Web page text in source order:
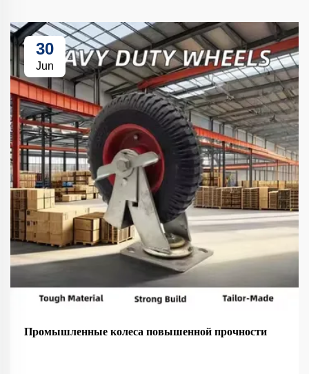
30
Jun
Промышленные колеса повышенной прочности